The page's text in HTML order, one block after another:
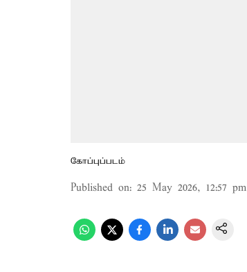
கோப்புப்படம்
Published on: 25 May 2026, 12:57 pm